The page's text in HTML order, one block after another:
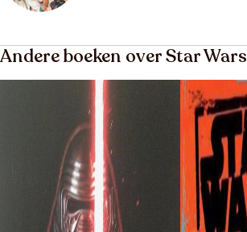
Andere boeken over Star Wars